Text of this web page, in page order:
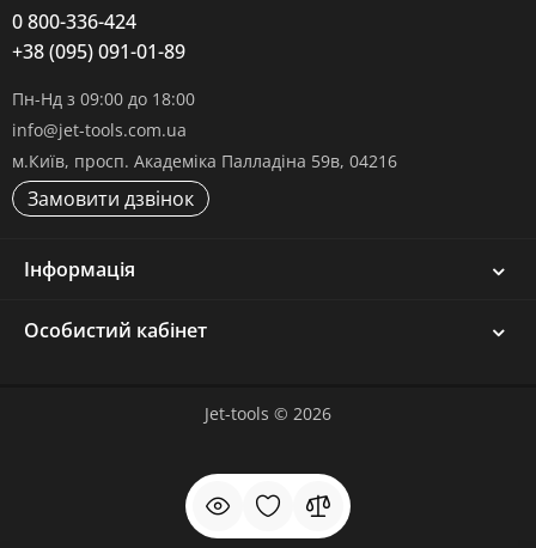
0 800-336-424
+38 (095) 091-01-89
Пн-Нд з 09:00 до 18:00
info@jet-tools.com.ua
м.Київ, просп. Академіка Палладіна 59в, 04216
Замовити дзвінок
Інформація
Особистий кабінет
Jet-tools © 2026